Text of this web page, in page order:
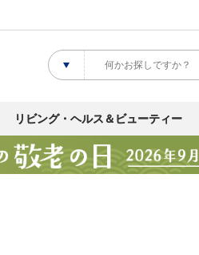
リビング・ヘルス＆ビューティー